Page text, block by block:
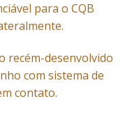
para o CQB
recém-desenvolvido
com sistema de
contato.